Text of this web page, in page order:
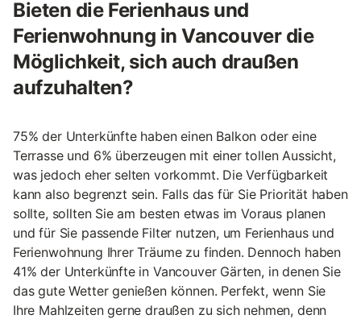
Bieten die Ferienhaus und
Ferienwohnung in Vancouver die
Möglichkeit, sich auch draußen
aufzuhalten?
75% der Unterkünfte haben einen Balkon oder eine
Terrasse und 6% überzeugen mit einer tollen Aussicht,
was jedoch eher selten vorkommt. Die Verfügbarkeit
kann also begrenzt sein. Falls das für Sie Priorität haben
sollte, sollten Sie am besten etwas im Voraus planen
und für Sie passende Filter nutzen, um Ferienhaus und
Ferienwohnung Ihrer Träume zu finden. Dennoch haben
41% der Unterkünfte in Vancouver Gärten, in denen Sie
das gute Wetter genießen können. Perfekt, wenn Sie
Ihre Mahlzeiten gerne draußen zu sich nehmen, denn